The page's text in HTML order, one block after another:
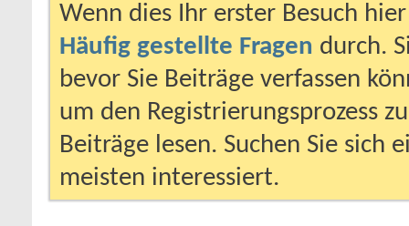
Wenn dies Ihr erster Besuch
Häufig gestellte Fragen durch.
bevor Sie Beiträge verfassen
um den Registrierungsprozess
Beiträge lesen. Suchen Sie sich
meisten interessiert.